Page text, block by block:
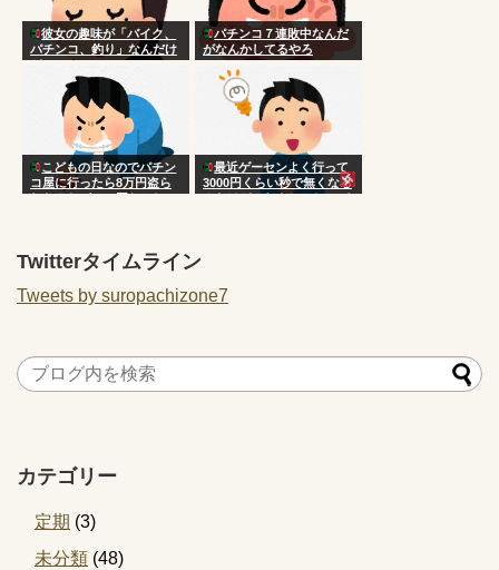
彼女の趣味が「バイク、
パチンコ、釣り」なんだけ
ど
パチンコ７連敗中なんだ
がなんかしてるやろ
こどもの日なのでパチン
コ屋に行ったら8万円盗ら
れたんだがこの国おかしい
最近ゲーセンよく行って
3000円くらい秒で無くなる
んだけどこれもしかしてパ
Twitterタイムライン
Tweets by suropachizone7
カテゴリー
定期 (3)
未分類 (48)